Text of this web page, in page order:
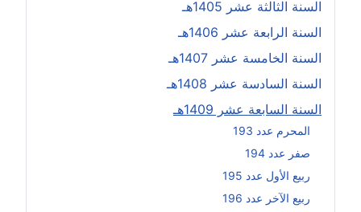
السنة الثالثة عشر 1405هـ
السنة الرابعة عشر 1406هـ
السنة الخامسة عشر 1407هـ
السنة السادسة عشر 1408هـ
السنة السابعة عشر 1409هـ
المحرم عدد 193
صفر عدد 194
ربيع الأول عدد 195
ربيع الآخر عدد 196